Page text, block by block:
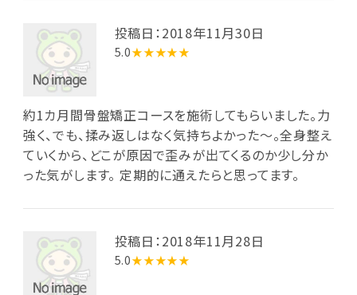
投稿日：2018年11月30日
5.0★★★★★
約1カ月間骨盤矯正コースを施術してもらいました。力
強く、でも、揉み返しはなく気持ちよかった〜。全身整え
ていくから、どこが原因で歪みが出てくるのか少し分か
った気がします。 定期的に通えたらと思ってます。
投稿日：2018年11月28日
5.0★★★★★